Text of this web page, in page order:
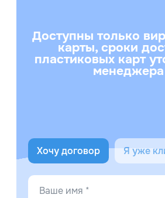
Доступны только
карты, сроки
пластиковых карт
менеджера
Хочу договор Я уже
Ваше имя *